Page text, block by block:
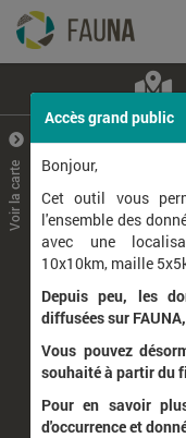
+
–
Voir la carte
Rang
Affichage de1à 1sur
Accès grand public
Bonjour,
Cet outil vous
l'ensemble des
avec une
10x10km, maille
Depuis peu, les
diffusées sur
Vous pouvez
souhaité à partir du
Pour en savoir
d'occurrence et